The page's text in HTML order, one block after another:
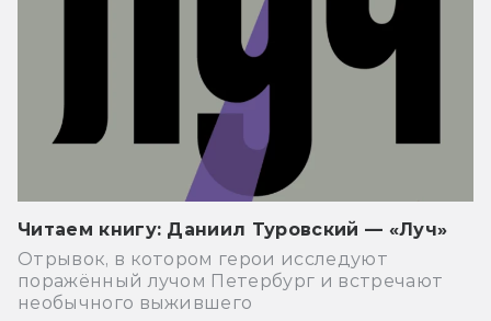
Читаем книгу: Даниил Туровский — «Луч»
Отрывок, в котором герои исследуют
поражённый лучом Петербург и встречают
необычного выжившего